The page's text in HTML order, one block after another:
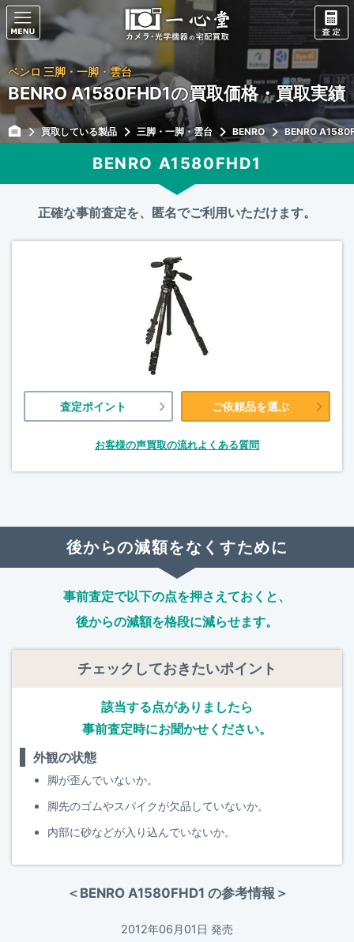
ベンロ 三脚・一脚・雲台
BENRO A1580FHD1の買取価格・買取実績
買取している製品 三脚・一脚・雲台 BENRO BENRO
BENRO A1580FHD1
正確な事前査定を、匿名でご利用いただけます。
査定ポイント ご依頼品を選ぶ
お客様の声買取の流れよくある質問
後からの減額をなくすために
事前査定で以下の点を押さえておくと、
後からの減額を格段に減らせます。
チェックしておきたいポイント
該当する点がありましたら
事前査定時にお聞かせください。
外観の状態
脚が歪んでいないか。
脚先のゴムやスパイクが欠品していないか。
内部に砂などが入り込んでいないか。
＜BENRO A1580FHD1 の参考情報＞
2012年06月01日 発売